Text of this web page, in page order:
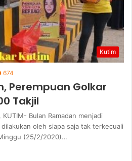
Kutim
674
Perempuan Golkar
Takjil
KUTIM- Bulan Ramadan menjadi
oleh siapa saja tak terkecuali
(25/2/2020)…